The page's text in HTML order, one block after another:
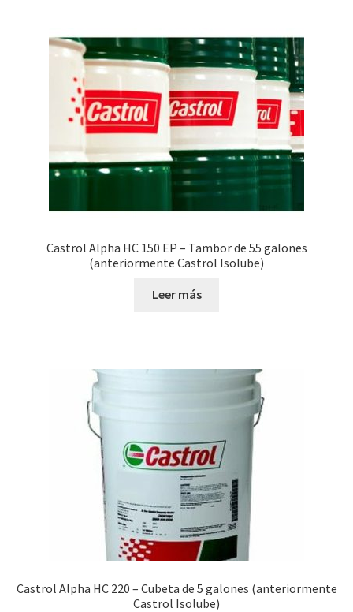
Castrol Alpha HC 150 EP – Tambor de 55 galones
(anteriormente Castrol Isolube)
Leer más
Castrol Alpha HC 220 – Cubeta de 5 galones (anteriormente
Castrol Isolube)